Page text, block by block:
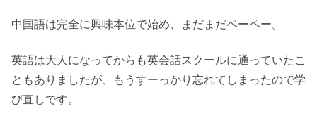
中国語は完全に興味本位で始め、まだまだペーペー。
英語は大人になってからも英会話スクールに通っていたこ
ともありましたが、もうすーっかり忘れてしまったので学
び直しです。